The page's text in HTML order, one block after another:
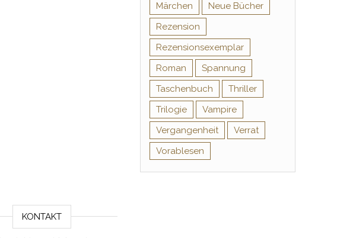
Märchen
Neue Bücher
Rezension
Rezensionsexemplar
Roman
Spannung
Taschenbuch
Thriller
Trilogie
Vampire
Vergangenheit
Verrat
Vorablesen
KONTAKT